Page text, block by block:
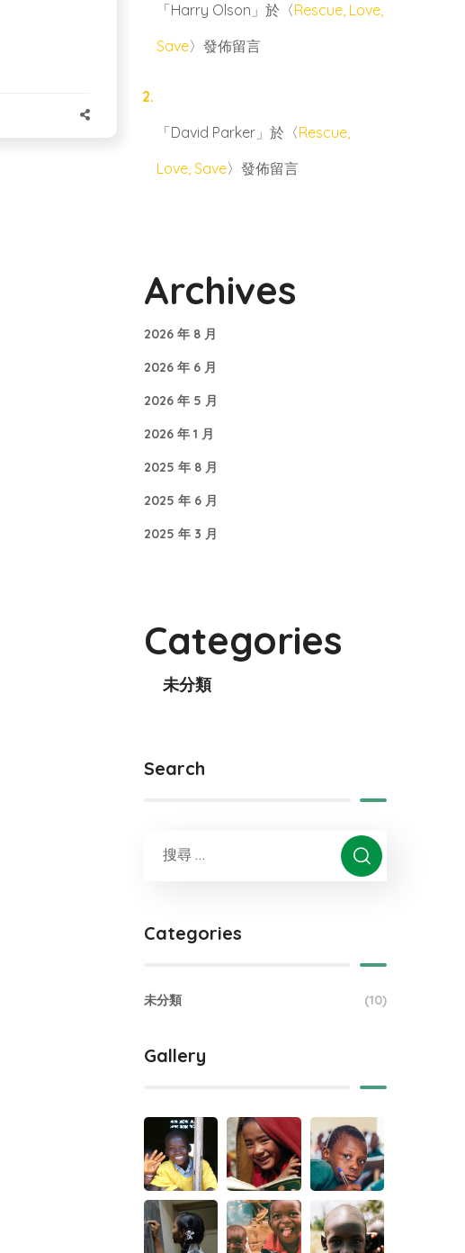
「Harry Olson 」於〈Rescue, Love,
Save〉發佈留言
「David Parker 」於〈Rescue,
Love, Save〉發佈留言
Archives
2026 年 8 月
2026 年 6 月
2026 年 5 月
2026 年 1 月
2025 年 8 月
2025 年 6 月
2025 年 3 月
Categories
未分類
Search
Categories
未分類 (10)
Gallery